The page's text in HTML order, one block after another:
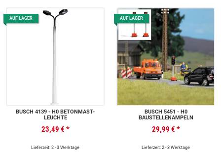
AUF LAGER
BUSCH 4139 - H0 BETONMAST-
LEUCHTE
23,49 € *
Lieferzeit: 2 - 3 Werktage
AUF LAGER
BUSCH 5451 - H0
BAUSTELLENAMPELN
29,99 € *
Lieferzeit: 2 - 3 Werktage